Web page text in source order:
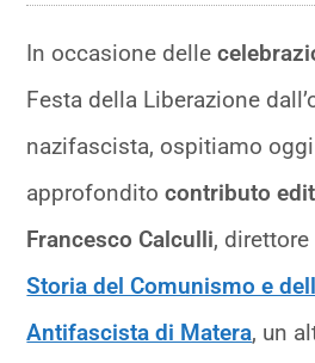
In occasione delle
Festa della Liberazione
nazifascista, ospitiamo
approfonditocontributo
Francesco Calculli,
Storia del Comunismo e
Antifascista di Matera, un